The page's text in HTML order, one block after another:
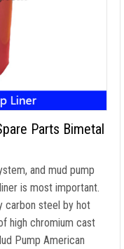
Parts Bimetal
, and mud pump
is most important.
carbon steel by hot
high chromium cast
Pump American